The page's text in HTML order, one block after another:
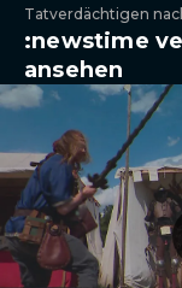
Tatverdächtigen
:newstime
ansehen